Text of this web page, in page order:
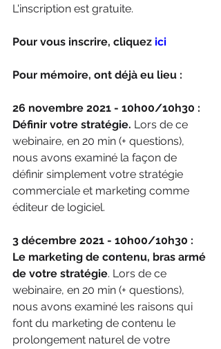
L'inscription est gratuite.
Pour vous inscrire, cliquez ici
Pour mémoire, ont déjà eu lieu :
26 novembre 2021 - 10h00/10h30 :
Définir votre stratégie. Lors de ce
webinaire, en 20 min (+ questions),
nous avons examiné la façon de
définir simplement votre stratégie
commerciale et marketing comme
éditeur de logiciel.
3 décembre 2021 - 10h00/10h30 :
Le marketing de contenu, bras armé
de votre stratégie. Lors de ce
webinaire, en 20 min (+ questions),
nous avons examiné les raisons qui
font du marketing de contenu le
prolongement naturel de votre